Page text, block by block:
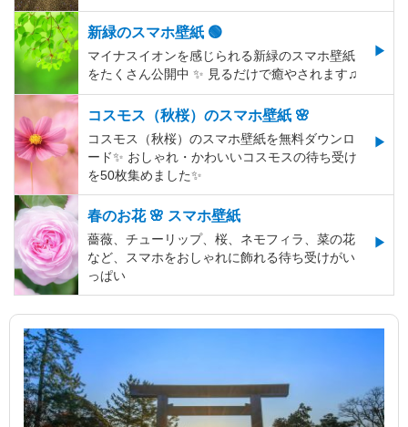
新緑のスマホ壁紙 🟢
マイナスイオンを感じられる新緑のスマホ壁紙
をたくさん公開中 ✨ 見るだけで癒やされます♫
コスモス（秋桜）のスマホ壁紙 🌸
コスモス（秋桜）のスマホ壁紙を無料ダウンロ
ード✨️ おしゃれ・かわいいコスモスの待ち受け
を50枚集めました✨️
春のお花 🌸 スマホ壁紙
薔薇、チューリップ、桜、ネモフィラ、菜の花
など、スマホをおしゃれに飾れる待ち受けがい
っぱい